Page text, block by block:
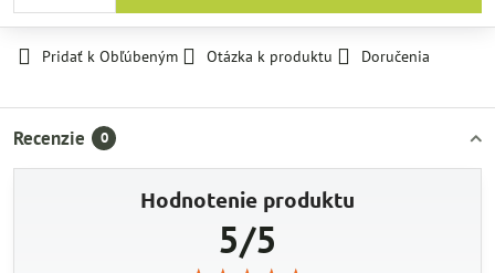
Pridať k Obľúbeným Otázka k produktu Doručenia
Recenzie 0
Hodnotenie produktu
5/5